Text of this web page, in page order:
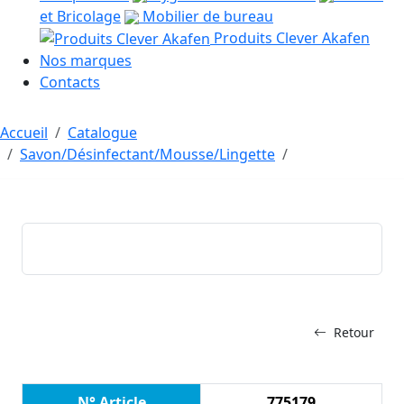
et Bricolage
Mobilier de bureau
Produits Clever Akafen
Nos marques
Contacts
Accueil
Catalogue
Savon/Désinfectant/Mousse/Lingette
Retour